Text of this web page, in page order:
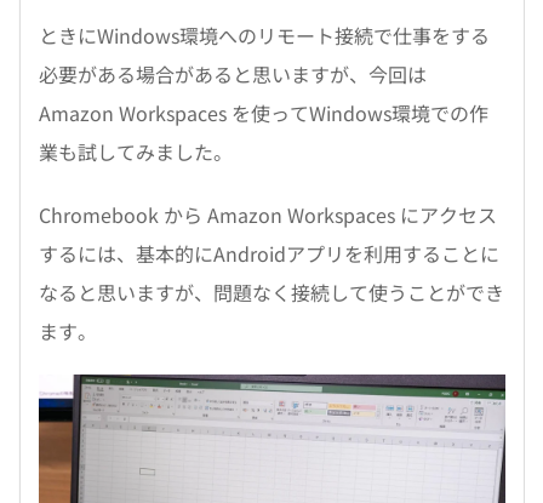
ときにWindows環境へのリモート接続で仕事をする
必要がある場合があると思いますが、今回は
Amazon Workspaces を使ってWindows環境での作
業も試してみました。
Chromebook から Amazon Workspaces にアクセス
するには、基本的にAndroidアプリを利用することに
なると思いますが、問題なく接続して使うことができ
ます。